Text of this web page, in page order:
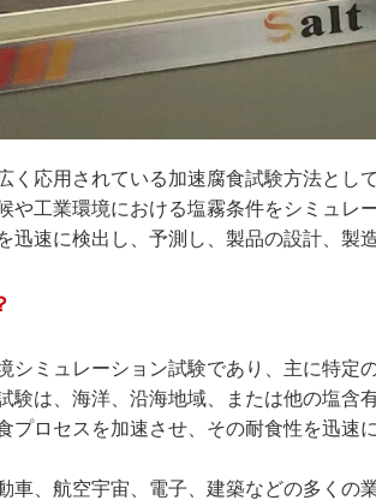
く応用されている加速腐食試験方法とし
や工業環境における塩霧条件をシミュ
迅速に検出し、予測し、製品の設計、製
シミュレーション試験であり、主に特定
験は、海洋、沿海地域、または他の塩含
プロセスを加速させ、その耐食性を迅速
車、航空宇宙、電子、建築などの多くの